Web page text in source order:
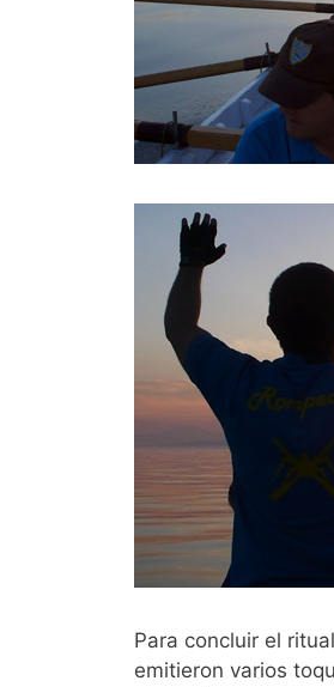
Para concluir el
emitieron varios